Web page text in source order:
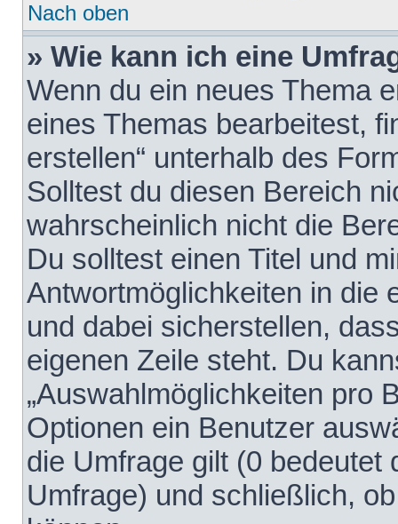
Nach oben
» Wie kann ich eine
Wenn du ein neues Thema
eines Themas bearbeitest,
erstellen“ unterhalb des
Solltest du diesen Bereich
wahrscheinlich nicht die
Du solltest einen Titel und
Antwortmöglichkeiten in die
und dabei sicherstellen,
eigenen Zeile steht. Du
„Auswahlmöglichkeiten pro
Optionen ein Benutzer
die Umfrage gilt (0 bedeutet
Umfrage) und schließlich,